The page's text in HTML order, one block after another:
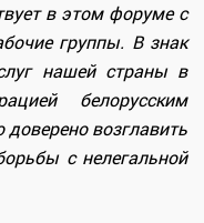
в этом форуме с
группы. В знак
нашей страны в
белорусским
возглавить
с нелегальной